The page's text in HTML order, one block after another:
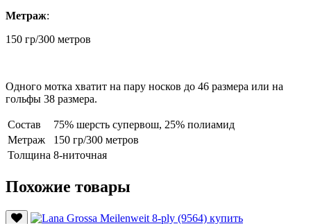
Метраж:
150 гр/300 метров
Одного мотка хватит на пару носков до 46 размера или на
гольфы 38 размера.
Состав
75% шерсть супервош, 25% полиамид
Метраж
150 гр/300 метров
Толщина 8-ниточная
Похожие товары